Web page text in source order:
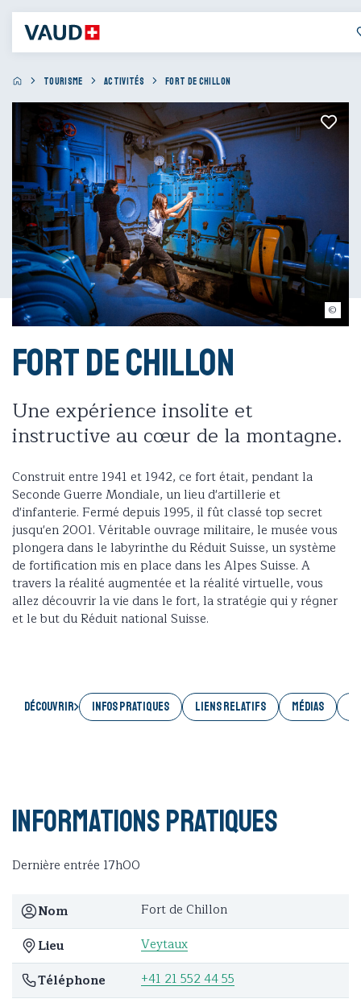
TOURISME ACTIVITÉS FORT DE CHILLON
Fort de Chillon
Une expérience insolite et
instructive au cœur de la montagne.
Construit entre 1941 et 1942, ce fort était, pendant la
Seconde Guerre Mondiale, un lieu d'artillerie et
d'infanterie. Fermé depuis 1995, il fût classé top secret
jusqu'en 2001. Véritable ouvrage militaire, le musée vous
plongera dans le labyrinthe du Réduit Suisse, un système
de fortification mis en place dans les Alpes Suisse. A
travers la réalité augmentée et la réalité virtuelle, vous
allez découvrir la vie dans le fort, la stratégie qui y régner
et le but du Réduit national Suisse.
Découvrir INFOS PRATIQUES LIENS RELATIFS MÉDIAS
Informations pratiques
Dernière entrée 17h00
Nom
Fort de Chillon
Lieu
Veytaux
Téléphone
+41 21 552 44 55